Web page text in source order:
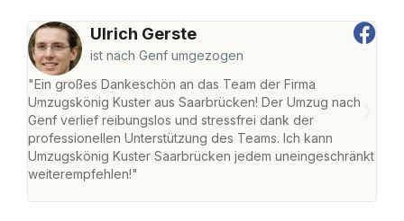
Ulrich Gerste
ist nach Genf umgezogen
"Ein großes Dankeschön an das Team der Firma
Umzugskönig Kuster aus Saarbrücken! Der Umzug nach
Genf verlief reibungslos und stressfrei dank der
professionellen Unterstützung des Teams. Ich kann
Umzugskönig Kuster Saarbrücken jedem uneingeschränkt
weiterempfehlen!"